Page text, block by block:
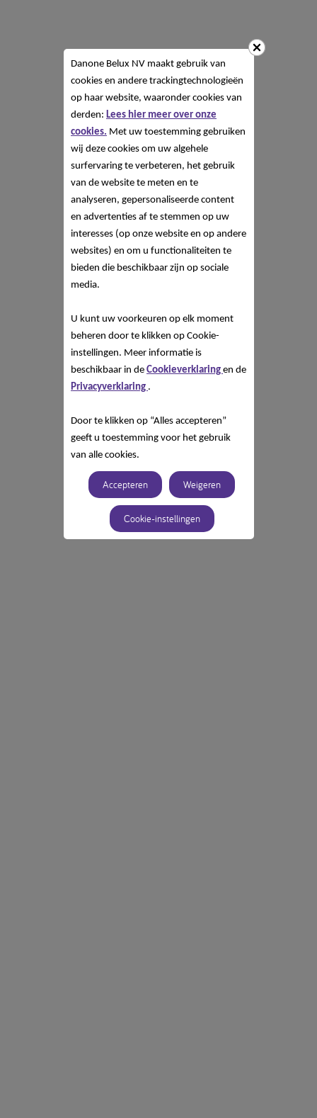
Danone Belux NV maakt gebruik van
cookies en andere trackingtechnologieën
op haar website, waaronder cookies van
derden: Lees hier meer over onze
cookies. Met uw toestemming gebruiken
wij deze cookies om uw algehele
surfervaring te verbeteren, het gebruik
van de website te meten en te
analyseren, gepersonaliseerde content
en advertenties af te stemmen op uw
interesses (op onze website en op andere
websites) en om u functionaliteiten te
bieden die beschikbaar zijn op sociale
media.
U kunt uw voorkeuren op elk moment
beheren door te klikken op Cookie-
instellingen. Meer informatie is
beschikbaar in de Cookieverklaring en de
Privacyverklaring .
Door te klikken op “Alles accepteren”
geeft u toestemming voor het gebruik
van alle cookies.
Accepteren Weigeren
Cookie-instellingen